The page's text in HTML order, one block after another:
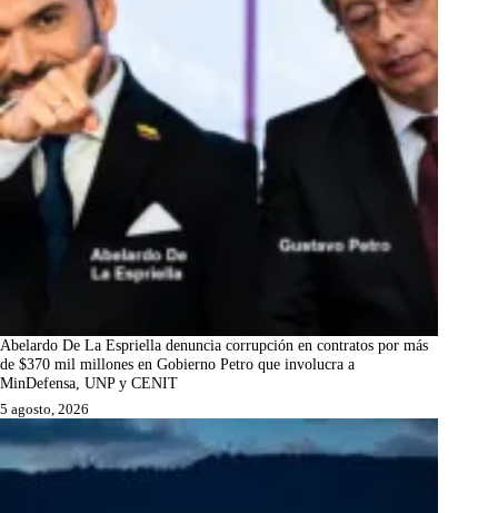
Abelardo De La Espriella denuncia corrupción en contratos por más
de $370 mil millones en Gobierno Petro que involucra a
MinDefensa, UNP y CENIT
5 agosto, 2026